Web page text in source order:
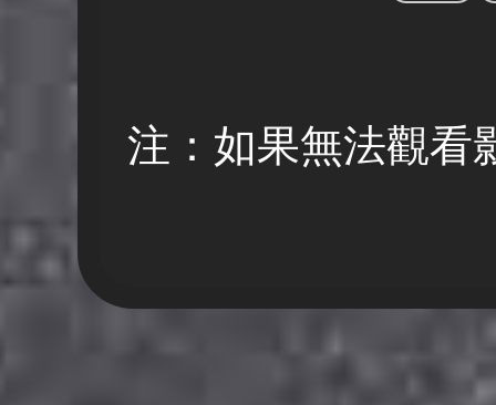
注：如果無法觀看